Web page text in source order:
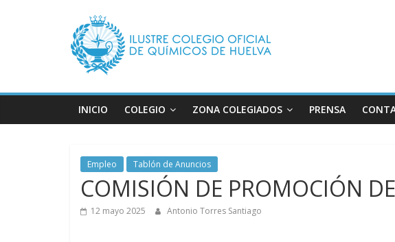
Ilustre
Colegio
Oficial
de
Químicos
–
INICIO COLEGIO ZONA COLEGIADOS PRENSA
Empleo Tablón de Anuncios
COMISIÓN DE PROMOCIÓN
12 mayo 2025 Antonio Torres Santiago